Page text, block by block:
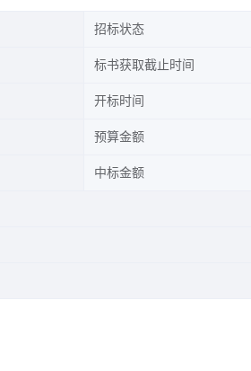
招标状态
标书获取截止时间
开标时间
预算金额
中标金额